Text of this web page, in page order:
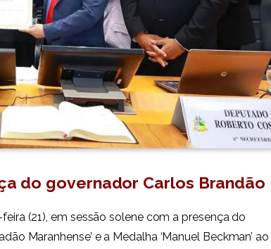
do governador Carlos Brandão
(21), em sessão solene com a presença do
Maranhense’ e a Medalha ‘Manuel Beckman’ ao